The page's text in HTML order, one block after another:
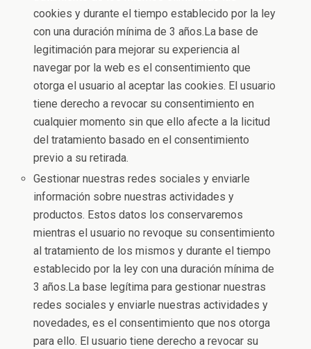
cookies y durante el tiempo establecido por la ley
con una duración mínima de 3 años.La base de
legitimación para mejorar su experiencia al
navegar por la web es el consentimiento que
otorga el usuario al aceptar las cookies. El usuario
tiene derecho a revocar su consentimiento en
cualquier momento sin que ello afecte a la licitud
del tratamiento basado en el consentimiento
previo a su retirada.
Gestionar nuestras redes sociales y enviarle
información sobre nuestras actividades y
productos. Estos datos los conservaremos
mientras el usuario no revoque su consentimiento
al tratamiento de los mismos y durante el tiempo
establecido por la ley con una duración mínima de
3 años.La base legítima para gestionar nuestras
redes sociales y enviarle nuestras actividades y
novedades, es el consentimiento que nos otorga
para ello. El usuario tiene derecho a revocar su